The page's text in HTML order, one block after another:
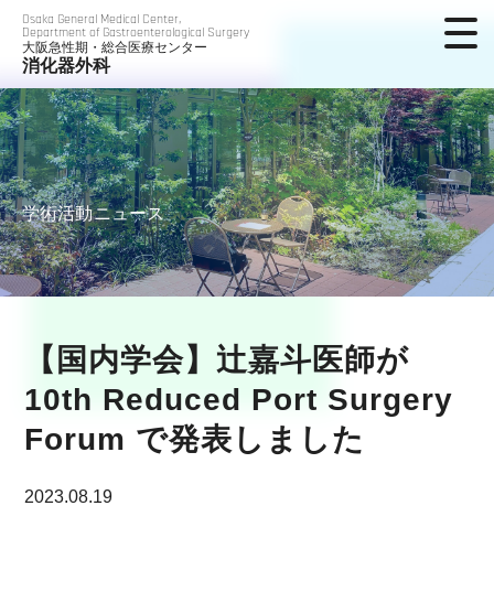
Osaka General Medical Center,
Department of Gastroenterological Surgery
大阪急性期・総合医療センター
消化器外科
学術活動ニュース
【国内学会】辻嘉斗医師が
10th Reduced Port Surgery
Forum で発表しました
2023.08.19